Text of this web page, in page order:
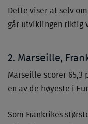
Dette viser at selv
går utviklingen riktig
2. Marseille,
Marseille scorer 65,3
en av de høyeste i
Som Frankrikes